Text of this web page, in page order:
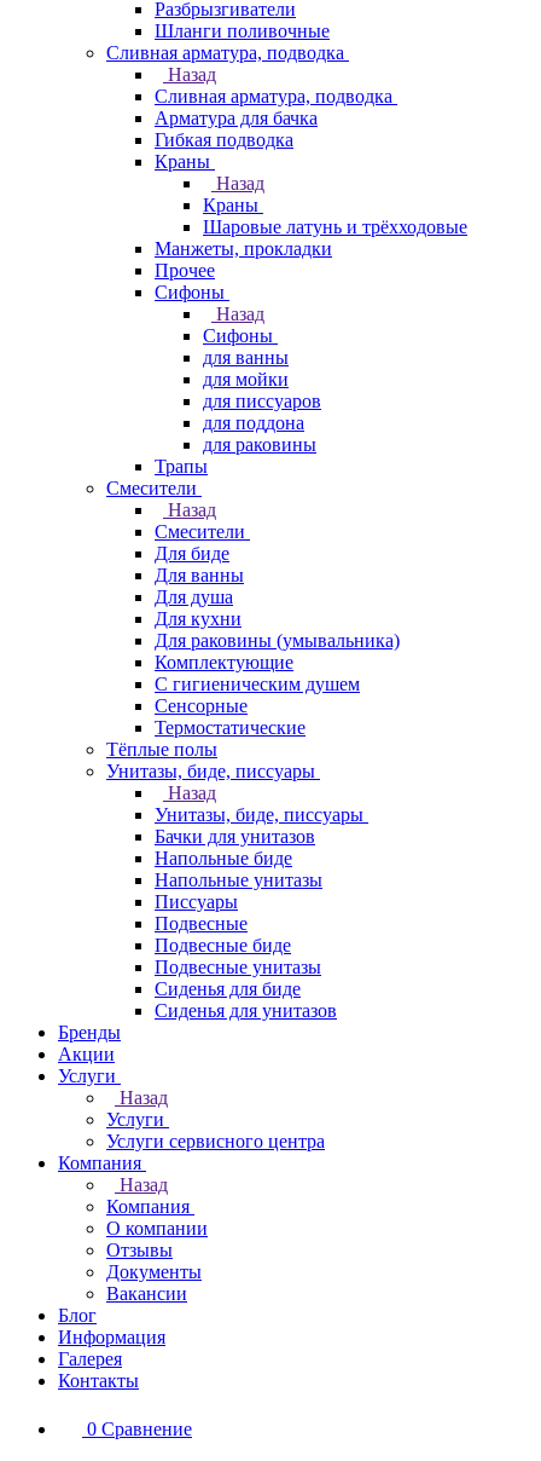
Разбрызгиватели
Шланги поливочные
Сливная арматура, подводка
Назад
Сливная арматура, подводка
Арматура для бачка
Гибкая подводка
Краны
Назад
Краны
Шаровые латунь и трёхходовые
Манжеты, прокладки
Прочее
Сифоны
Назад
Сифоны
для ванны
для мойки
для писсуаров
для поддона
для раковины
Трапы
Смесители
Назад
Смесители
Для биде
Для ванны
Для душа
Для кухни
Для раковины (умывальника)
Комплектующие
С гигиеническим душем
Сенсорные
Термостатические
Тёплые полы
Унитазы, биде, писсуары
Назад
Унитазы, биде, писсуары
Бачки для унитазов
Напольные биде
Напольные унитазы
Писсуары
Подвесные
Подвесные биде
Подвесные унитазы
Сиденья для биде
Сиденья для унитазов
Бренды
Акции
Услуги
Назад
Услуги
Услуги сервисного центра
Компания
Назад
Компания
О компании
Отзывы
Документы
Вакансии
Блог
Информация
Галерея
Контакты
0 Сравнение